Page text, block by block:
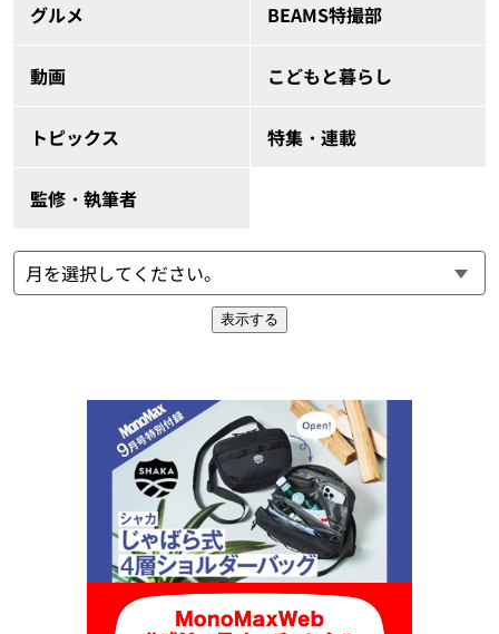
グルメ BEAMS特撮部
動画 こどもと暮らし
トピックス 特集・連載
監修・執筆者
表示する